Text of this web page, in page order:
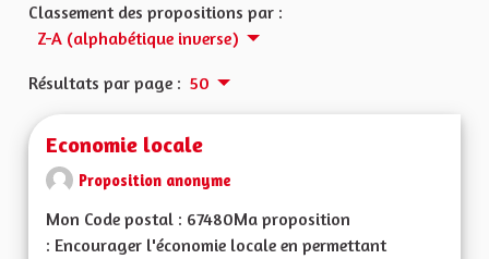
Classement des propositions par :
Z-A (alphabétique inverse)
Résultats par page : 50
Economie locale
Proposition anonyme
Mon Code postal : 67480Ma proposition
: Encourager l'économie locale en permettant